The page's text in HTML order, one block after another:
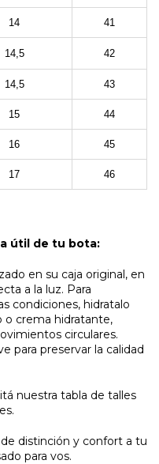
14 41
14,5 42
14,5 43
15 44
16 45
17 46
útil de tu bota:
en su caja original, en
a la luz. Para
condiciones, hidratalo
o crema hidratante,
circulares.
para preservar la calidad
nuestra tabla de talles
distinción y confort a tu
para vos.